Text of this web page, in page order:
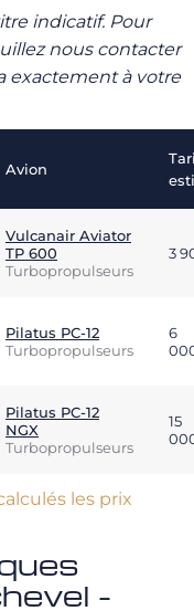
indicatif. Pour
nous contacter
exactement à votre
Avion
Vulcanair Aviator
TP 600
Turbopropulseurs
3
Pilatus PC-12
Turbopropulseurs
6
Pilatus PC-12
NGX
Turbopropulseurs
15
les prix
-